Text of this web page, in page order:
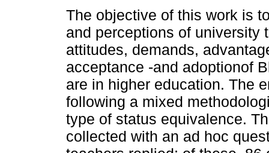
The objective of this work is
and perceptions of university
attitudes, demands,
acceptance -and adoptionof
are in higher education. The
following a mixed
type of status equivalence.
collected with an ad hoc